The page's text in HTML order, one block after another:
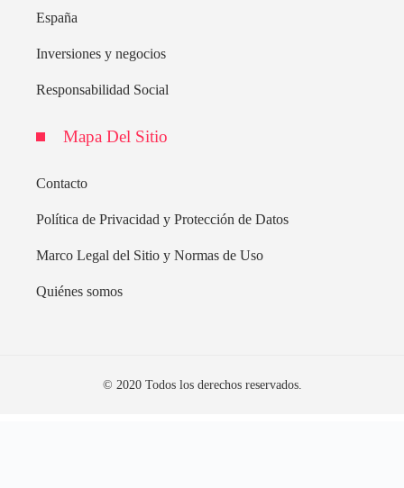
España
Inversiones y negocios
Responsabilidad Social
Mapa Del Sitio
Contacto
Política de Privacidad y Protección de Datos
Marco Legal del Sitio y Normas de Uso
Quiénes somos
© 2020 Todos los derechos reservados.